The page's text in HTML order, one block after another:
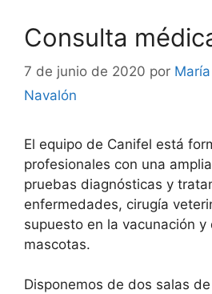
Consulta
7 de junio de 2020 por
Navalón
El equipo de Canifel está
profesionales con una
pruebas diagnósticas y
enfermedades, cirugía
supuesto en la vacunación
mascotas.
Disponemos de dos salas